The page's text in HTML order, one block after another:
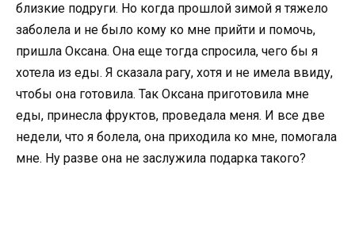
близкие подруги. Но когда прошлой зимой я тяжело
заболела и не было кому ко мне прийти и помочь,
пришла Оксана. Она еще тогда спросила, чего бы я
хотела из еды. Я сказала рагу, хотя и не имела ввиду,
чтобы она готовила. Так Оксана приготовила мне
еды, принесла фруктов, проведала меня. И все две
недели, что я болела, она приходила ко мне, помогала
мне. Ну разве она не заслужила подарка такого?